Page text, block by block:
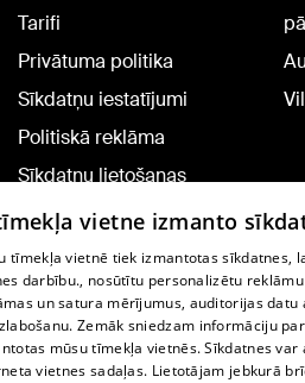
Tarifi
Privātuma politika
Sīkdatņu iestatījumi
Politiskā reklāma
Sīkdatņu lietošanas
noteikumi
Komentāru pievienošana
TV programma
Līguma noteikumi
vietne izmanto
tīmekļa vietnē tiek izmantotas sīkdatnes,
darbību., nosūtītu personalizētu
un satura mērījumus, auditorijas
Zemāk sniedzam informāciju
mūsu tīmekļa vietnēs. Sīkdatnes
vietnes sadaļas. Lietotājam jebkurā